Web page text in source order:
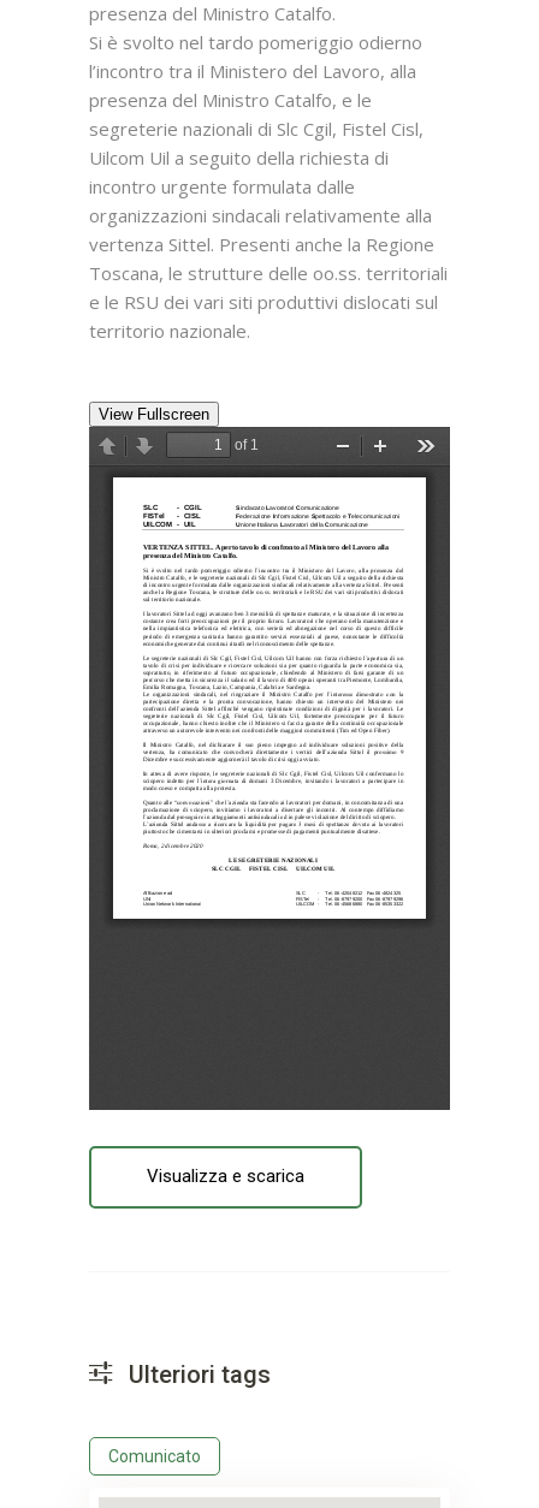
presenza del Ministro Catalfo.
Si è svolto nel tardo pomeriggio odierno
l’incontro tra il Ministero del Lavoro, alla
presenza del Ministro Catalfo, e le
segreterie nazionali di Slc Cgil, Fistel Cisl,
Uilcom Uil a seguito della richiesta di
incontro urgente formulata dalle
organizzazioni sindacali relativamente alla
vertenza Sittel. Presenti anche la Regione
Toscana, le strutture delle oo.ss. territoriali
e le RSU dei vari siti produttivi dislocati sul
territorio nazionale.
View Fullscreen
Visualizza e scarica
Ulteriori tags
Comunicato